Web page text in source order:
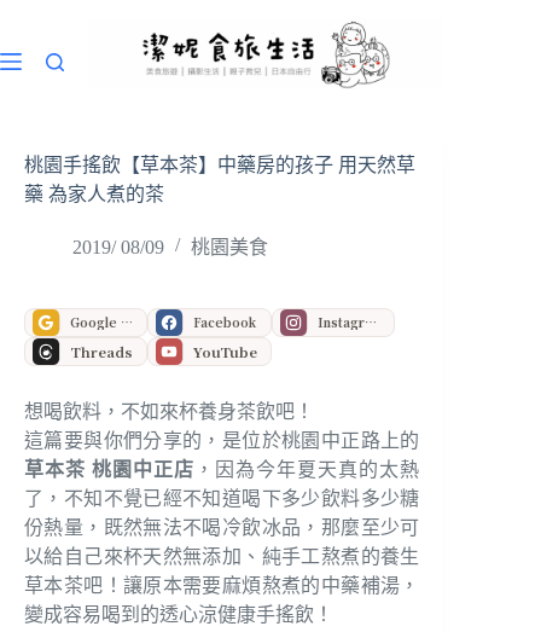
主
桃園手搖飲【草本茶】中藥房的孩子 用天然草
藥 為家人煮的茶
2019/ 08/09 桃園美食
Google 偏好來源 Facebook Instagram
Threads YouTube
想喝飲料，不如來杯養身茶飲吧！
這篇要與你們分享的，是位於桃園中正路上的
草本茶 桃園中正店 ，因為今年夏天真的太熱
了，不知不覺已經不知道喝下多少飲料多少糖
份熱量，既然無法不喝冷飲冰品，那麼至少可
以給自己來杯天然無添加、純手工熬煮的養生
草本茶吧！讓原本需要麻煩熬煮的中藥補湯，
變成容易喝到的透心涼健康手搖飲！